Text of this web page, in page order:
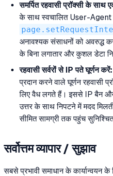
समर्पित रहवासी प्रॉक्सी के साथ
के साथ स्वचालित User-Agent
अनावश्यक संसाधनों को अवरुद्ध
के बिना लगातार और कुशल डेटा
रहवासी सर्वरों से IP पते घूर्णन करें:
प्रदान करने वाले घूर्णन रहवासी
लिए वैध लगते हैं। इससे IP बैन और
उत्तर के साथ निपटने में मदद
सीमित सामग्री तक पहुंच
सर्वोत्तम व्यापार / सुझाव
सबसे प्रभावी समाधान के कार्यान्वयन के